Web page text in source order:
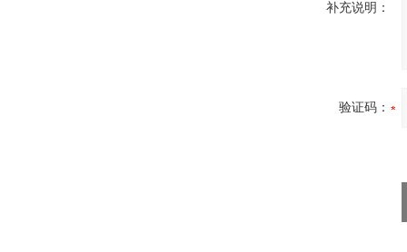
补充说明：
验证码：